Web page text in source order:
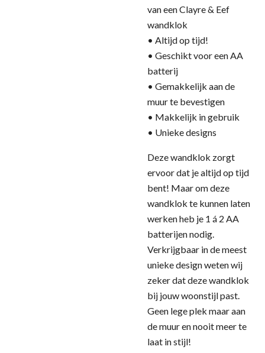
van een Clayre & Eef
wandklok
• Altijd op tijd!
• Geschikt voor een AA
batterij
• Gemakkelijk aan de
muur te bevestigen
• Makkelijk in gebruik
• Unieke designs
Deze wandklok zorgt
ervoor dat je altijd op tijd
bent! Maar om deze
wandklok te kunnen laten
werken heb je 1 á 2 AA
batterijen nodig.
Verkrijgbaar in de meest
unieke design weten wij
zeker dat deze wandklok
bij jouw woonstijl past.
Geen lege plek maar aan
de muur en nooit meer te
laat in stijl!